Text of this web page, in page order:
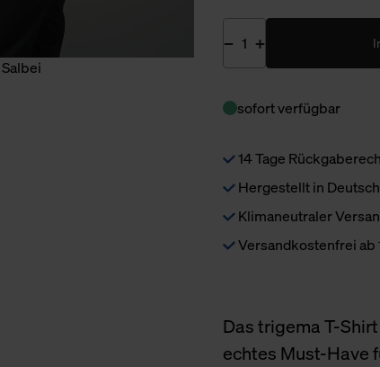
sofort verfügbar
14 Tage
Hergestellt in
Klimaneutraler
Versandkostenfrei ab
Das trigema T-
echtes Must-Have